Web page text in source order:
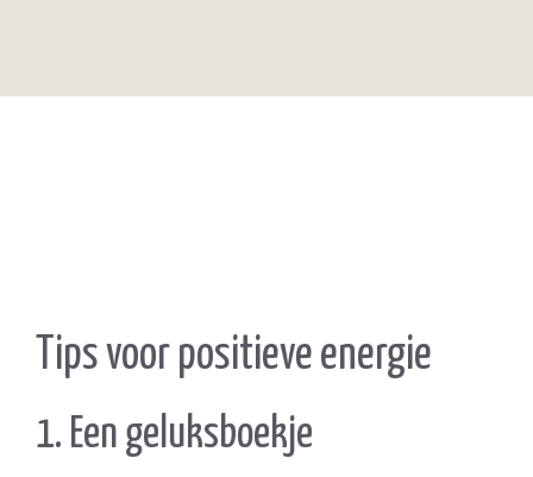
Tips voor positieve energie
1. Een geluksboekje